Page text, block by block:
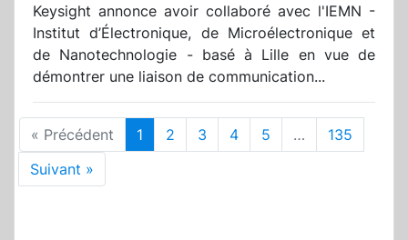
Keysight annonce avoir collaboré avec l'IEMN -
Institut d’Électronique, de Microélectronique et
de Nanotechnologie - basé à Lille en vue de
démontrer une liaison de communication...
« Précédent 1 2 3 4 5 …
135
Suivant »